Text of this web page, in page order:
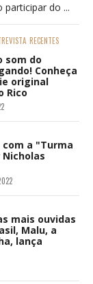
participar do ...
RECENTES
som do
Conheça
original
Rico
a "Turma
mais ouvidas
Malu, a
lança